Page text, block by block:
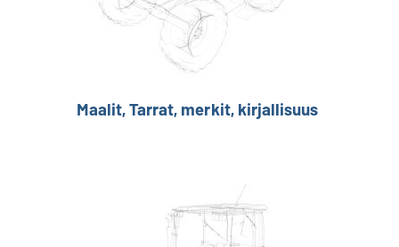
Maalit, Tarrat, merkit, kirjallisuus